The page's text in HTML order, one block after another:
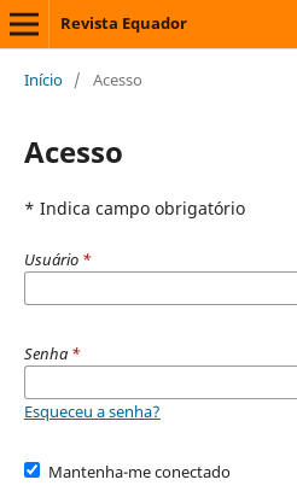
Revista Equador
Início / Acesso
Acesso
* Indica campo obrigatório
Usuário *
Senha *
Esqueceu a senha?
Mantenha-me conectado